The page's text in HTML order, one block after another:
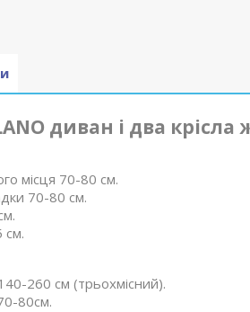
диван і два крісла
місця 70-80 см.
70-80 см.
см.
260 см (трьохмісний).
80см.